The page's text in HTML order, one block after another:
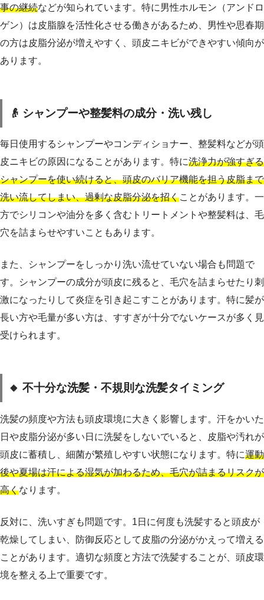
事の継続などが知られています。特に男性ホルモン（アンドロ
ゲン）は皮脂腺を活性化させる働きがあるため、男性や思春期
の方は皮脂分泌が増えやすく、頭皮ニキビができやすい傾向が
あります。
👴 シャンプーや整髪料の成分・洗い残し
毎日使用するシャンプーやコンディショナー、整髪料などが頭
皮ニキビの原因になることがあります。特に洗浄力が強すぎる
シャンプーを使い続けると、頭皮のバリア機能を担う皮脂まで
洗い流してしまい、過剰な皮脂分泌を招くことがあります。一
方でシリコンや油分を多く含むトリートメントや整髪料は、毛
穴を詰まらせやすいこともあります。
また、シャンプーをしっかり洗い流せていない場合も問題で
す。シャンプーの成分が頭皮に残ると、毛穴を詰まらせたり刺
激になったりして炎症を引き起こすことがあります。特に髪が
長い方や毛量が多い方は、すすぎが十分でないケースが多く見
受けられます。
🔸 不十分な洗髪・不規則な洗髪タイミング
洗髪の頻度や方法も頭皮環境に大きく影響します。汗をかいた
日や皮脂分泌が多い日に洗髪をしないでいると、皮脂や汚れが
頭皮に蓄積し、細菌が繁殖しやすい状態になります。特に運動
後や夏場は汗による湿気が加わるため、毛穴が詰まるリスクが
高くなります。
反対に、洗いすぎも問題です。1日に何度も洗髪すると頭皮が
乾燥してしまい、防御反応として皮脂の分泌がかえって増える
ことがあります。適切な頻度と方法で洗髪することが、頭皮環
境を整える上で重要です。